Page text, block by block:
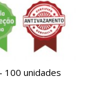
100 unidades